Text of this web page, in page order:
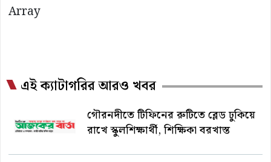
Array
এই ক্যাটাগরির আরও খবর
গৌরনদীতে টিফিনের রুটিতে ব্লেড ঢুকিয়ে
রাখে স্কুলশিক্ষার্থী, শিক্ষিকা বরখাস্ত